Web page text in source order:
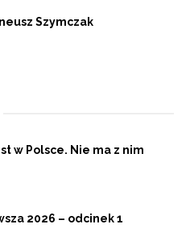
Szymczak
w Polsce. Nie ma z nim
2026 – odcinek 1